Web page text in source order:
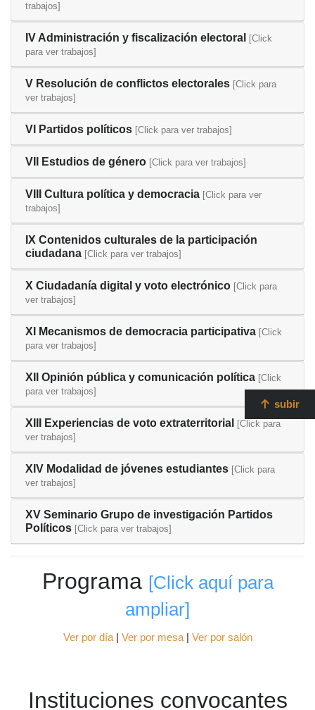
trabajos]
IV Administración y fiscalización electoral
[Click
para ver trabajos]
V Resolución de conflictos electorales [Click para
ver trabajos]
VI Partidos políticos [Click para ver trabajos]
VII Estudios de género [Click para ver trabajos]
VIII Cultura política y democracia [Click para ver
trabajos]
IX Contenidos culturales de la participación
ciudadana [Click para ver trabajos]
X Ciudadanía digital y voto electrónico [Click para
ver trabajos]
XI Mecanismos de democracia participativa [Click
para ver trabajos]
XII Opinión pública y comunicación política [Click
para ver trabajos]
XIII Experiencias de voto extraterritorial
[Click para
ver trabajos]
XIV Modalidad de jóvenes estudiantes [Click para
ver trabajos]
XV Seminario Grupo de investigación Partidos
Políticos [Click para ver trabajos]
Programa [Click aquí para
ampliar]
Ver por día| Ver por mesa| Ver por salón
Instituciones convocantes
subir